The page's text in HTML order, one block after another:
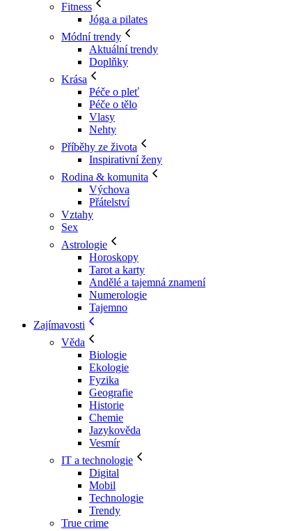
Fitness
Jóga a pilates
Módní trendy
Aktuální trendy
Doplňky
Krása
Péče o pleť
Péče o tělo
Vlasy
Nehty
Příběhy ze života
Inspirativní ženy
Rodina & komunita
Výchova
Přátelství
Vztahy
Sex
Astrologie
Horoskopy
Tarot a karty
Andělé a tajemná znamení
Numerologie
Tajemno
Zajímavosti
Věda
Biologie
Ekologie
Fyzika
Geografie
Historie
Chemie
Jazykověda
Vesmír
IT a technologie
Digital
Mobil
Technologie
Trendy
True crime